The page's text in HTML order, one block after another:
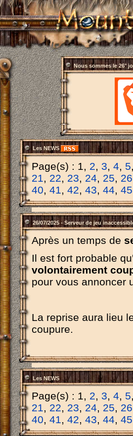
Nous sommes le 26°
Les NEWS
Page(s) : 1, 2, 3, 4, 5
21, 22, 23, 24, 25, 26
40, 41, 42, 43, 44, 45
26/07/2025 - Serveur de jeu
Après un temps de
Il est fort probable
volontairement
pour vous annoncer
La reprise aura lieu
coupure.
Les NEWS
Page(s) : 1, 2, 3, 4, 5
21, 22, 23, 24, 25, 26
40, 41, 42, 43, 44, 45